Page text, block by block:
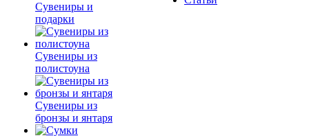
Сувениры и
подарки
Сувениры из
полистоуна
Сувениры из
бронзы и янтаря